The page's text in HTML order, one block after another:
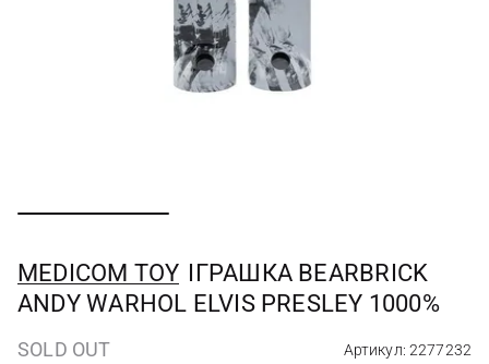
MEDICOM TOY ІГРАШКА BEARBRICK
ANDY WARHOL ELVIS PRESLEY 1000%
SOLD OUT Артикул: 2277232